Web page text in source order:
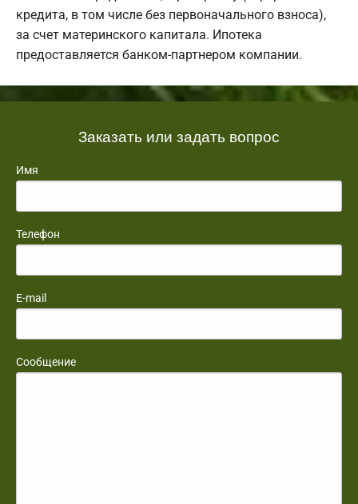
кредита, в том числе без первоначального взноса),
за счет материнского капитала. Ипотека
предоставляется банком-партнером компании.
Заказать или задать вопрос
Имя
Телефон
E-mail
Сообщение